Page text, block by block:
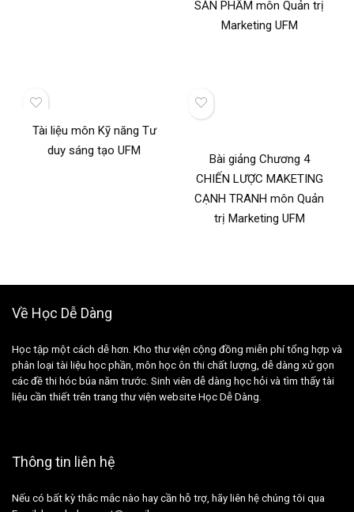
SẢN PHẨM môn Quản trị
Marketing UFM
Tài liệu môn Kỹ năng Tư
duy sáng tạo UFM
Bài giảng Chương 4
CHIẾN LƯỢC MAKETING
CẠNH TRANH môn Quản
trị Marketing UFM
Về Học Dễ Dàng
Học tập một cách dễ hơn. Kho thư viện cộng đồng miễn phí tổng hợp và
phân loại tài liệu học phần, môn học ôn thi chất lượng, dễ dàng xử gọn
các đề thi hóc búa năm trước. Sinh viên dễ dàng học hỏi và tìm thấy tài
liệu cần thiết trên trang thư viện website Học Dễ Dàng.
Thông tin liên hệ
Nếu có bất kỳ thắc mắc nào hay cần hỗ trợ, hãy liên hệ chúng tôi qua